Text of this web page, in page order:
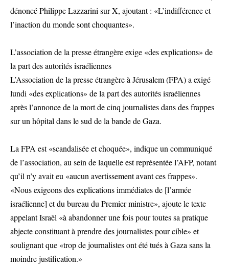
dénoncé Philippe Lazzarini sur X, ajoutant : «L’indifférence et
l’inaction du monde sont choquantes».
L’association de la presse étrangère exige «des explications» de
la part des autorités israéliennes
L’Association de la presse étrangère à Jérusalem (FPA) a exigé
lundi «des explications» de la part des autorités israéliennes
après l’annonce de la mort de cinq journalistes dans des frappes
sur un hôpital dans le sud de la bande de Gaza.
La FPA est «scandalisée et choquée», indique un communiqué
de l’association, au sein de laquelle est représentée l’AFP, notant
qu’il n’y avait eu «aucun avertissement avant ces frappes».
«Nous exigeons des explications immédiates de [l’armée
israélienne] et du bureau du Premier ministre», ajoute le texte
appelant Israël «à abandonner une fois pour toutes sa pratique
abjecte constituant à prendre des journalistes pour cible» et
soulignant que «trop de journalistes ont été tués à Gaza sans la
moindre justification.»